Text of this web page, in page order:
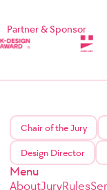
Partner & Sponsor
Chair of the Jury
Design Director
Menu
AboutJuryRules